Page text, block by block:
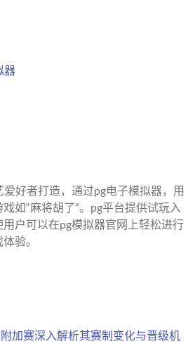
器
好者打造，通过pg电子模拟器，用
如“麻将胡了”。pg平台提供试玩入
户可以在pg模拟器官网上轻松进行
验。
加赛深入解析其赛制变化与晋级机